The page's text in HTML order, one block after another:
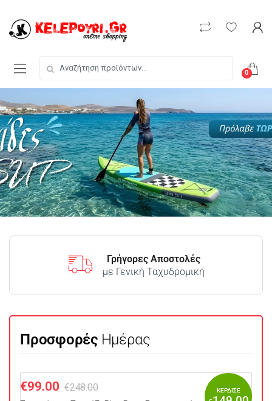
0
Γρήγορες Αποστολές
με Γενική Ταχυδρομική
ΠροσφορέςΗμέρας
€99.00 €248.00 ΚΕΡΔΙΣΕ